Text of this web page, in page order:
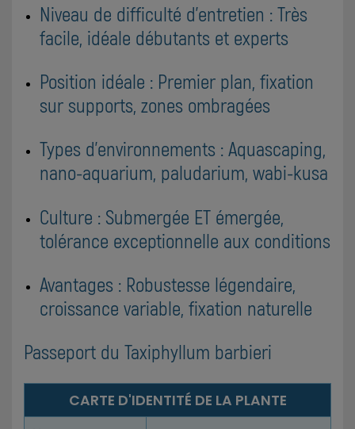
Niveau de difficulté d'entretien : Très
facile, idéale débutants et experts
Position idéale : Premier plan, fixation
sur supports, zones ombragées
Types d'environnements : Aquascaping,
nano-aquarium, paludarium, wabi-kusa
Culture : Submergée ET émergée,
tolérance exceptionnelle aux conditions
Avantages : Robustesse légendaire,
croissance variable, fixation naturelle
Passeport du Taxiphyllum barbieri
CARTE D'IDENTITÉ DE LA PLANTE